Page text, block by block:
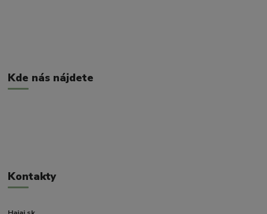
Kde nás nájdete
Kontakty